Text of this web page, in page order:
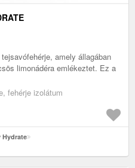
amely állagában
limonádéra emlékeztet. Ez a
fehérje izolátum
Hydrate